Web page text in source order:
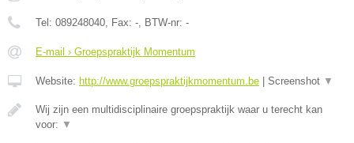
Tel: 089248040, Fax: -, BTW-nr: -
E-mail › Groepspraktijk Momentum
Website: http://www.groepspraktijkmomentum.be Screenshot ▼
Wij zijn een multidisciplinaire groepspraktijk waar u terecht kan
voor: ▼